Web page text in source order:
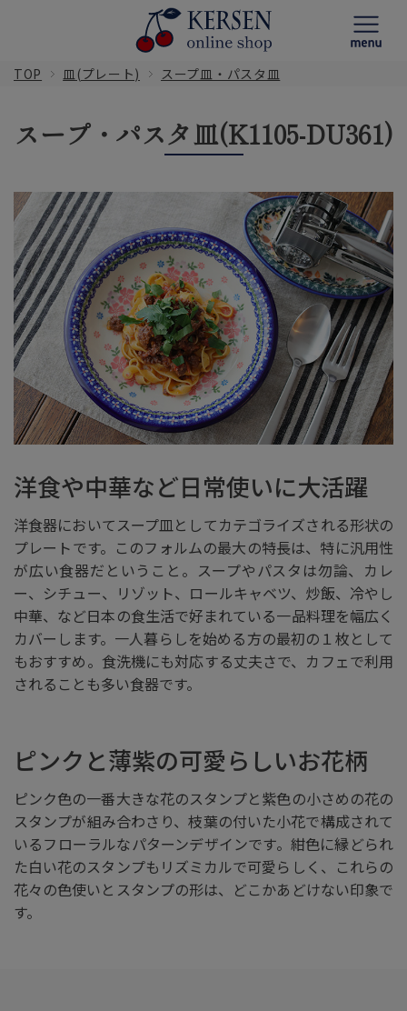
TOP 皿(プレート) スープ皿・パスタ皿
スープ・パスタ皿(K1105-DU361)
洋食や中華など日常使いに大活躍
洋食器においてスープ皿としてカテゴライズされる形状の
プレートです。このフォルムの最大の特長は、特に汎用性
が広い食器だということ。スープやパスタは勿論、カレ
ー、シチュー、リゾット、ロールキャベツ、炒飯、冷やし
中華、など日本の食生活で好まれている一品料理を幅広く
カバーします。一人暮らしを始める方の最初の１枚として
もおすすめ。食洗機にも対応する丈夫さで、カフェで利用
されることも多い食器です。
ピンクと薄紫の可愛らしいお花柄
ピンク色の一番大きな花のスタンプと紫色の小さめの花の
スタンプが組み合わさり、枝葉の付いた小花で構成されて
いるフローラルなパターンデザインです。紺色に縁どられ
た白い花のスタンプもリズミカルで可愛らしく、これらの
花々の色使いとスタンプの形は、どこかあどけない印象で
す。